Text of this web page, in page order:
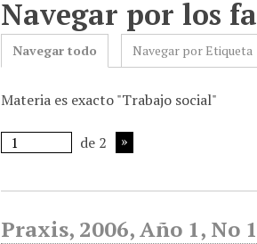
Navegar por los
Navegar todo Navegar por Etiqueta
Materia es exacto "Trabajo social"
de 2
Praxis, 2006, Año 1, No